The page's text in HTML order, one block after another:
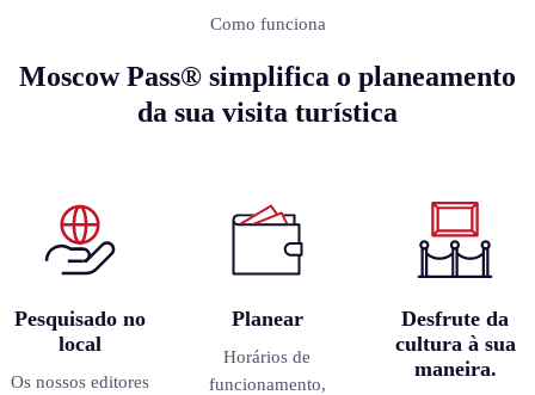
Como funciona
Moscow Pass® simplifica o planeamento
da sua visita turística
Pesquisado no
local
Os nossos editores
Planear
Horários de
funcionamento,
Desfrute da
cultura à sua
maneira.